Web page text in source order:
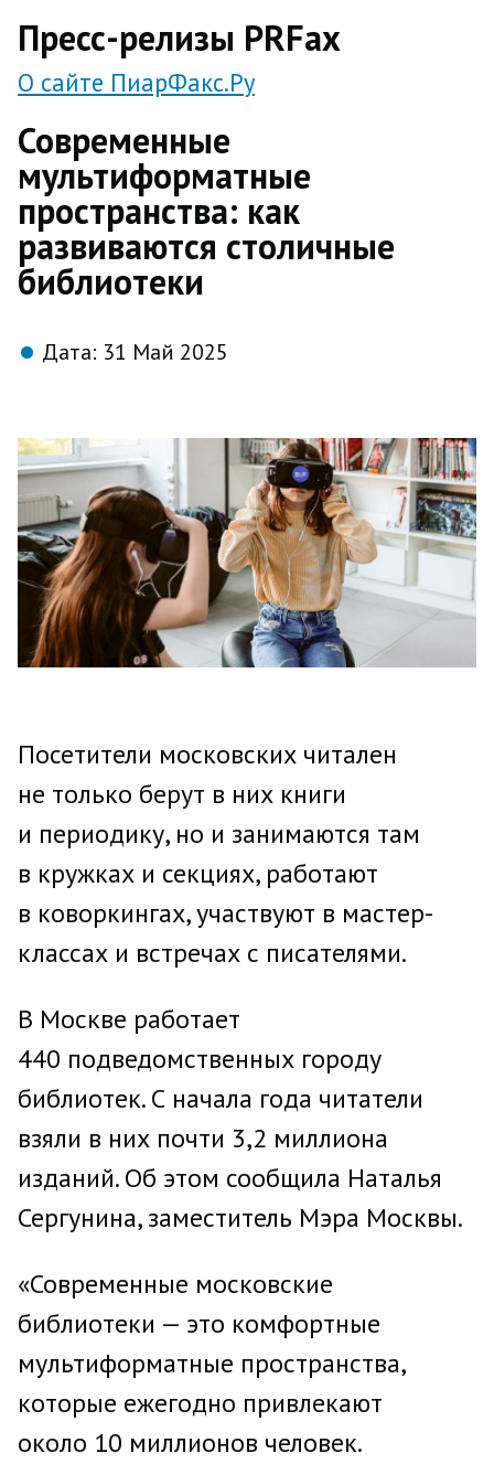
Пресс-релизы PRFax
О сайте ПиарФакс.Ру
Современные
мультиформатные
пространства: как
развиваются столичные
библиотеки
Дата: 31 Май 2025
Посетители московских читален
не только берут в них книги
и периодику, но и занимаются там
в кружках и секциях, работают
в коворкингах, участвуют в мастер-
классах и встречах с писателями.
В Москве работает
440 подведомственных городу
библиотек. С начала года читатели
взяли в них почти 3,2 миллиона
изданий. Об этом сообщила Наталья
Сергунина, заместитель Мэра Москвы.
«Современные московские
библиотеки — это комфортные
мультиформатные пространства,
которые ежегодно привлекают
около 10 миллионов человек.